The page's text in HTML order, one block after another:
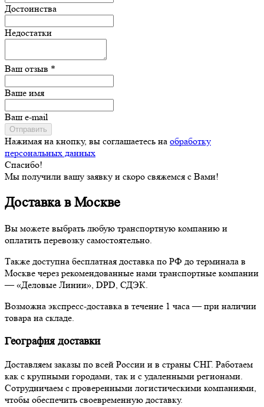
Достоинства
Недостатки
Ваш отзыв *
Ваше имя
Ваш e-mail
Отправить
Нажимая на кнопку, вы соглашаетесь на обработку
персональных данных
Спасибо!
Мы получили вашу заявку и скоро свяжемся с Вами!
Доставка в Москве
Вы можете выбрать любую транспортную компанию и
оплатить перевозку самостоятельно.
Также доступна бесплатная доставка по РФ до терминала в
Москве через рекомендованные нами транспортные компании
— «Деловые Линии», DPD, СДЭК.
Возможна экспресс-доставка в течение 1 часа — при наличии
товара на складе.
География доставки
Доставляем заказы по всей России и в страны СНГ. Работаем
как с крупными городами, так и с удаленными регионами.
Сотрудничаем с проверенными логистическими компаниями,
чтобы обеспечить своевременную доставку.